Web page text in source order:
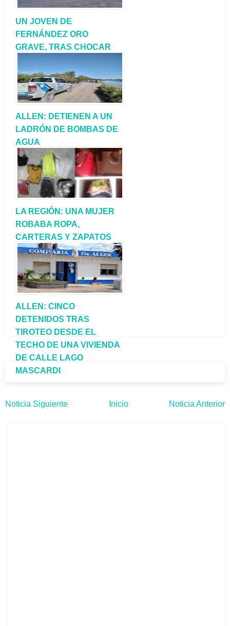
UN JOVEN DE
FERNÁNDEZ ORO
GRAVE, TRAS CHOCAR
ALLEN: DETIENEN A UN
LADRÓN DE BOMBAS DE
AGUA
LA REGIÓN: UNA MUJER
ROBABA ROPA,
CARTERAS Y ZAPATOS
EN TIENDAS Y LUEGO
LAS VENDÍA POR
FACEBOOK
ALLEN: CINCO
DETENIDOS TRAS
TIROTEO DESDE EL
TECHO DE UNA VIVIENDA
DE CALLE LAGO
MASCARDI
Noticia Siguiente Inicio Noticia Anterior